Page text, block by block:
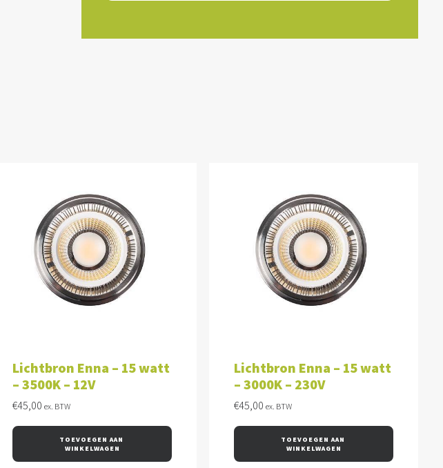
Lichtbron Enna – 15 watt
– 3500K – 12V
€45,00 ex. BTW
TOEVOEGEN AAN
WINKELWAGEN
Lichtbron Enna – 15 watt
– 3000K – 230V
€45,00 ex. BTW
TOEVOEGEN AAN
WINKELWAGEN